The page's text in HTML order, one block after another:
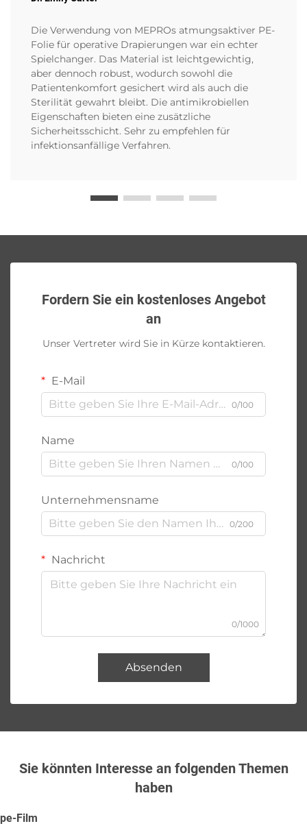
Die Verwendung von MEPROs atmungsaktiver PE-
Folie für operative Drapierungen war ein echter
Spielchanger. Das Material ist leichtgewichtig,
aber dennoch robust, wodurch sowohl die
Patientenkomfort gesichert wird als auch die
Sterilität gewahrt bleibt. Die antimikrobiellen
Eigenschaften bieten eine zusätzliche
Sicherheitsschicht. Sehr zu empfehlen für
infektionsanfällige Verfahren.
Fordern Sie ein kostenloses Angebot
an
Unser Vertreter wird Sie in Kürze kontaktieren.
E-Mail
0/100
Name
0/100
Unternehmensname
0/200
Nachricht
0/1000
Absenden
Sie könnten Interesse an folgenden Themen
haben
pe-Film